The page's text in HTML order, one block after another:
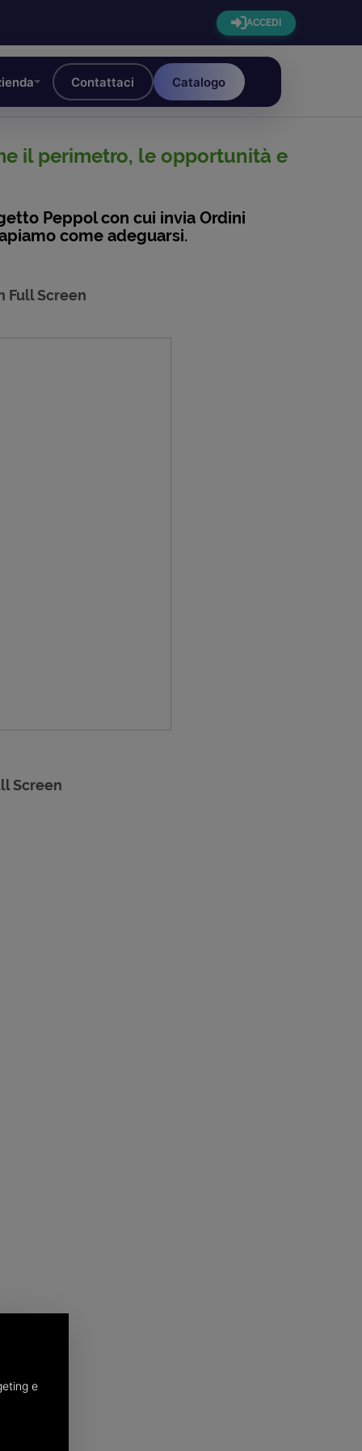
ACCEDI
Contattaci Catalogo
il perimetro, le opportunità e
Peppol con cui invia Ordini
come adeguarsi.
Full Screen
Screen
e